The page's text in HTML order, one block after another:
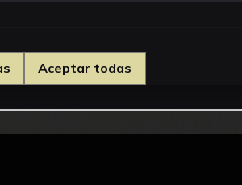
Aceptar todas